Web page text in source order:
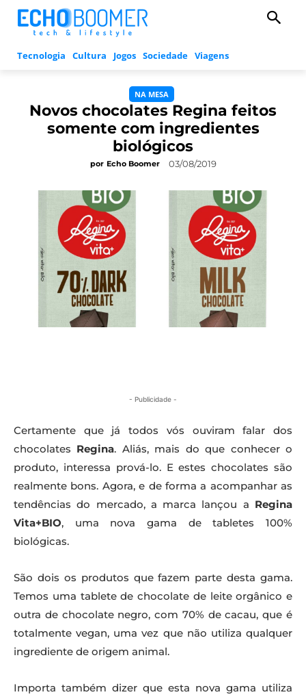
Tecnologia Cultura Jogos Sociedade Viagens
NA MESA
Novos chocolates Regina feitos
somente com ingredientes
biológicos
por Echo Boomer 03/08/2019
- Publicidade -
Certamente que já todos vós ouviram falar dos
chocolates Regina. Aliás, mais do que conhecer o
produto, interessa prová-lo. E estes chocolates são
realmente bons. Agora, e de forma a acompanhar as
tendências do mercado, a marca lançou a Regina
Vita+BIO, uma nova gama de tabletes 100%
biológicas.
São dois os produtos que fazem parte desta gama.
Temos uma tablete de chocolate de leite orgânico e
outra de chocolate negro, com 70% de cacau, que é
totalmente vegan, uma vez que não utiliza qualquer
ingrediente de origem animal.
Importa também dizer que esta nova gama utiliza